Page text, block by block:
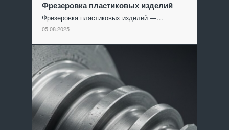
Фрезеровка пластиковых изделий
Фрезеровка пластиковых изделий —…
05.08.2025